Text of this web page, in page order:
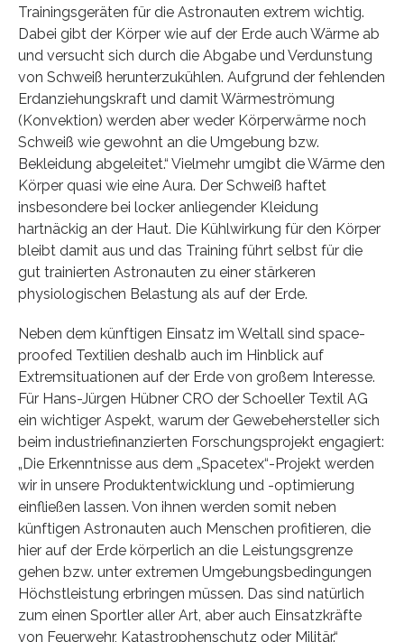
Trainingsgeräten für die Astronauten extrem wichtig.
Dabei gibt der Körper wie auf der Erde auch Wärme ab
und versucht sich durch die Abgabe und Verdunstung
von Schweiß herunterzukühlen. Aufgrund der fehlenden
Erdanziehungskraft und damit Wärmeströmung
(Konvektion) werden aber weder Körperwärme noch
Schweiß wie gewohnt an die Umgebung bzw.
Bekleidung abgeleitet.“ Vielmehr umgibt die Wärme den
Körper quasi wie eine Aura. Der Schweiß haftet
insbesondere bei locker anliegender Kleidung
hartnäckig an der Haut. Die Kühlwirkung für den Körper
bleibt damit aus und das Training führt selbst für die
gut trainierten Astronauten zu einer stärkeren
physiologischen Belastung als auf der Erde.
Neben dem künftigen Einsatz im Weltall sind space-
proofed Textilien deshalb auch im Hinblick auf
Extremsituationen auf der Erde von großem Interesse.
Für Hans-Jürgen Hübner CRO der Schoeller Textil AG
ein wichtiger Aspekt, warum der Gewebehersteller sich
beim industriefinanzierten Forschungsprojekt engagiert:
„Die Erkenntnisse aus dem „Spacetex“-Projekt werden
wir in unsere Produktentwicklung und -optimierung
einfließen lassen. Von ihnen werden somit neben
künftigen Astronauten auch Menschen profitieren, die
hier auf der Erde körperlich an die Leistungsgrenze
gehen bzw. unter extremen Umgebungsbedingungen
Höchstleistung erbringen müssen. Das sind natürlich
zum einen Sportler aller Art, aber auch Einsatzkräfte
von Feuerwehr, Katastrophenschutz oder Militär.“